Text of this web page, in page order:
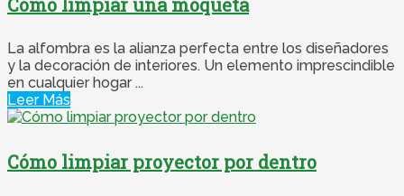
La alfombra es la alianza perfecta entre los diseñadores
y la decoración de interiores. Un elemento imprescindible
en cualquier hogar ...
Leer Más
Cómo limpiar proyector por dentro